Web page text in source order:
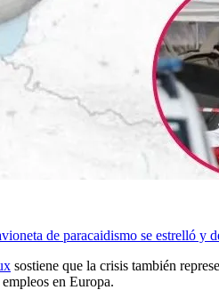
de paracaidismo se estrelló y
sostiene que la crisis también
en Europa.